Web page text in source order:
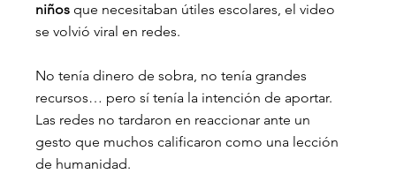
niños que necesitaban útiles escolares, el video
se volvió viral en redes.
No tenía dinero de sobra, no tenía grandes
recursos… pero sí tenía la intención de aportar.
Las redes no tardaron en reaccionar ante un
gesto que muchos calificaron como una lección
de humanidad.